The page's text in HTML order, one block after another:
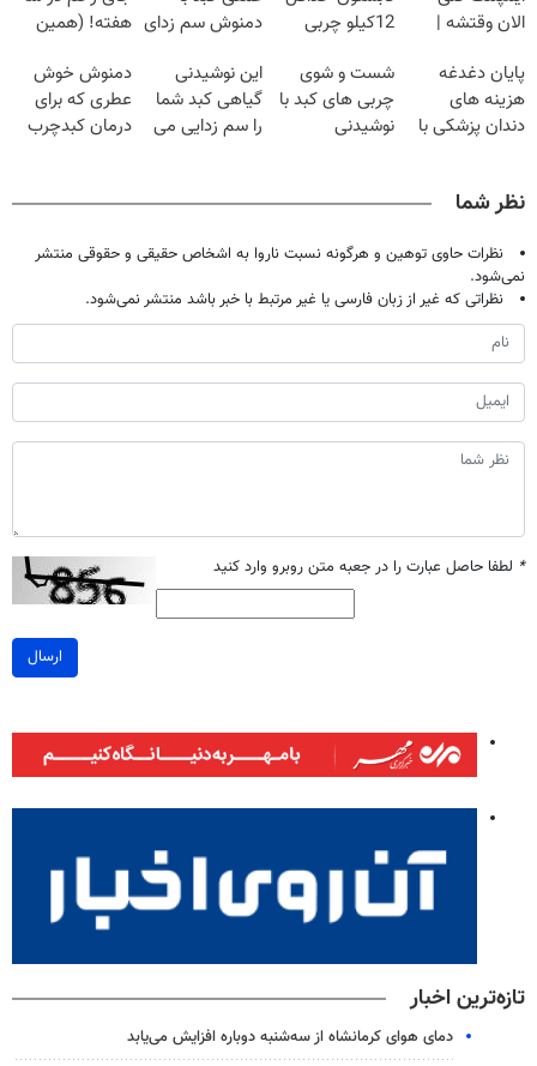
الان وقتشه |
میلیون تومان!!!
12کیلو چربی
دمنوش سم زدای هفته! (همین
صحبت کنید)
پایان دغدغه
هزینه های
دندان پزشکی با
شست و شوی
چربی های کبد با
نوشیدنی
این نوشیدنی
گیاهی کبد شما
را سم زدایی می
دمنوش خوش
عطری که برای
درمان کبدچرب
نظر شما
نظرات حاوی توهین و هرگونه نسبت ناروا به اشخاص حقیقی و حقوقی منتشر
نمی‌شود.
نظراتی که غیر از زبان فارسی یا غیر مرتبط با خبر باشد منتشر نمی‌شود.
* لطفا حاصل عبارت را در جعبه متن روبرو وارد کنید
ارسال
تازه‌ترین اخبار
دمای هوای کرمانشاه از سه‌شنبه دوباره افزایش می‌یابد